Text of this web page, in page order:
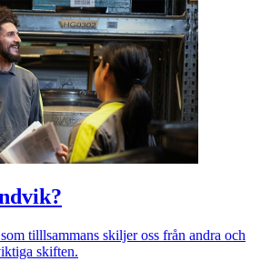
tilllsammans skiljer oss från andra och
skiften.